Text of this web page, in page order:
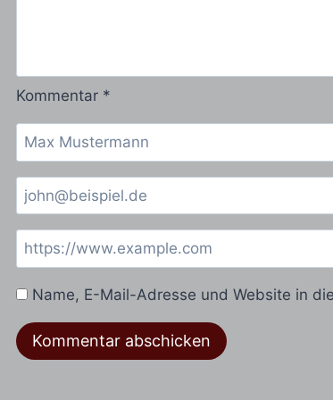
Kommentar *
Name, E-Mail-Adresse und Website in